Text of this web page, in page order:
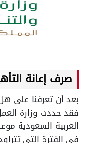
صرف إعانة
بعد أن تعرفنا على
فقد حددت وزارة
العربية السعودية